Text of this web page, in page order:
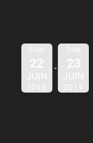
SAM
22
JUIN
2019
DIM
23
JUIN
2019